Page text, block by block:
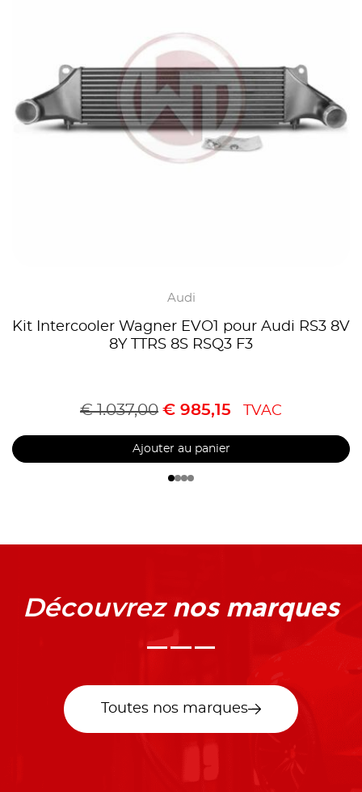
Audi
Kit Intercooler Wagner EVO1 pour Audi RS3 8V
8Y TTRS 8S RSQ3 F3
€1.037,00 € 985,15 TVAC
Ajouter au panier
Découvrez nos marques
Toutes nos marques